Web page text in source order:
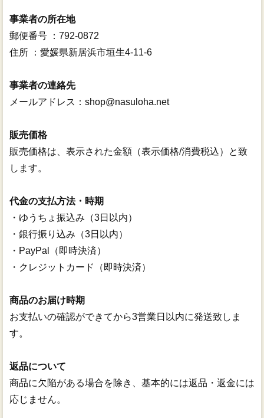
事業者の所在地
郵便番号 ：792-0872
住所 ：愛媛県新居浜市垣生4-11-6
事業者の連絡先
メールアドレス：shop@nasuloha.net
販売価格
販売価格は、表示された金額（表示価格/消費税込）と致
します。
代金の支払方法・時期
・ゆうちょ振込み（3日以内）
・銀行振り込み（3日以内）
・PayPal（即時決済）
・クレジットカード（即時決済）
商品のお届け時期
お支払いの確認ができてから3営業日以内に発送致しま
す。
返品について
商品に欠陥がある場合を除き、基本的には返品・返金には
応じません。